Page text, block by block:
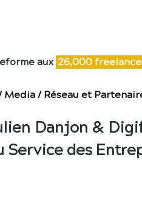
aux 26,000
Media/ Réseau et
Danjon &
Service des